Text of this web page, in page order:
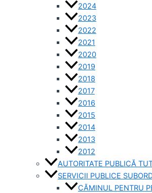
2024
2023
2022
2021
2020
2019
2018
2017
2016
2015
2014
2013
2012
AUTORITATE PUBLICĂ
SERVICII PUBLICE
CĂMINUL PENTRU